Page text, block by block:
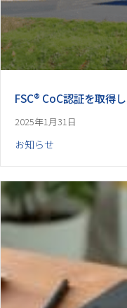
FSC® CoC認証を取得
2025年1月31日
お知らせ